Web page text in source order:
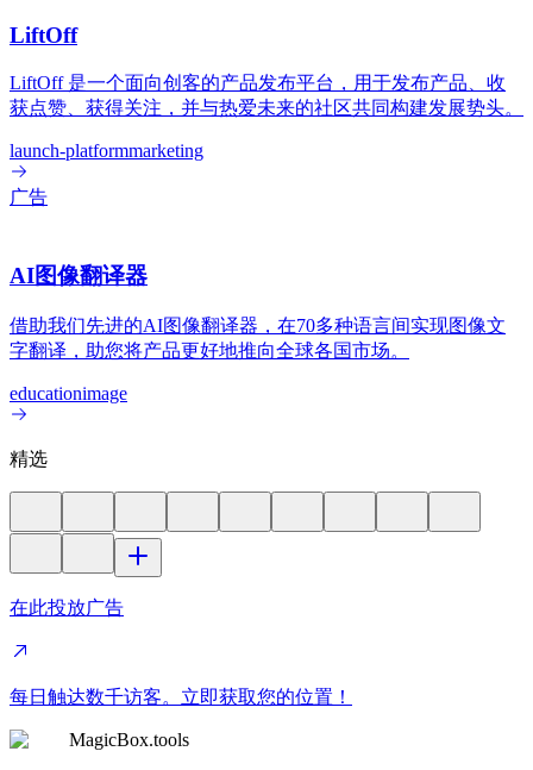
LiftOff
LiftOff 是一个面向创客的产品发布平台，用于发布产品、收
获点赞、获得关注，并与热爱未来的社区共同构建发展势头。
launch-platformmarketing
广告
AI图像翻译器
借助我们先进的AI图像翻译器，在70多种语言间实现图像文
字翻译，助您将产品更好地推向全球各国市场。
educationimage
精选
在此投放广告
每日触达数千访客。立即获取您的位置！
MagicBox.tools